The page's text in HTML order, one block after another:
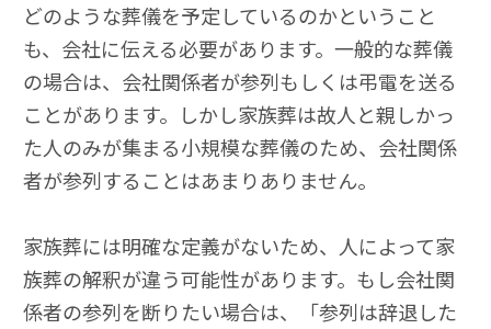
どのような葬儀を予定しているのかということ
も、会社に伝える必要があります。一般的な葬儀
の場合は、会社関係者が参列もしくは弔電を送る
ことがあります。しかし家族葬は故人と親しかっ
た人のみが集まる小規模な葬儀のため、会社関係
者が参列することはあまりありません。
家族葬には明確な定義がないため、人によって家
族葬の解釈が違う可能性があります。もし会社関
係者の参列を断りたい場合は、「参列は辞退した